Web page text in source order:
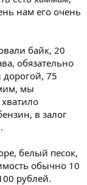
нам его очень
байк, 20
обязательно
75
мы
в залог
белый песок,
обычно 10
рублей.